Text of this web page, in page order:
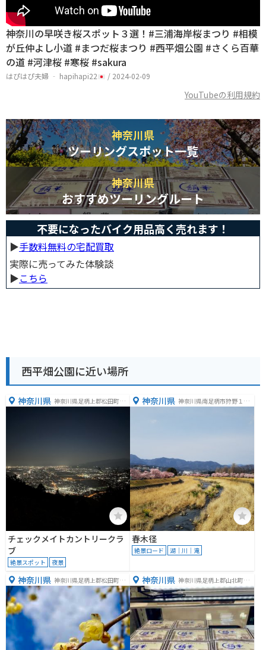
神奈川の早咲き桜スポット３選！#三浦海岸桜まつり #相模
が丘仲よし小道 #まつだ桜まつり #西平畑公園 #さくら百華
の道 #河津桜 #寒桜 #sakura
はぴはぴ夫婦 ‐ hapihapi22 / 2024-02-09
YouTubeの利用規約
神奈川県
ツーリングスポット一覧
神奈川県
おすすめツーリングルート
不要になったバイク用品高く売れます！
▶︎手数料無料の宅配買取
実際に売ってみた体験談
▶︎こちら
西平畑公園に近い場所
神奈川県 神奈川県足柄上郡松田町松
チェックメイトカントリークラ
ブ
絶景スポット 夜景
神奈川県 神奈川県南足柄市狩野１２
春木径
絶景ロード 湖｜川｜滝
神奈川県 神奈川県足柄上郡松田町寄
３４１５
神奈川県 神奈川県足柄上郡山北町山
北２７４５